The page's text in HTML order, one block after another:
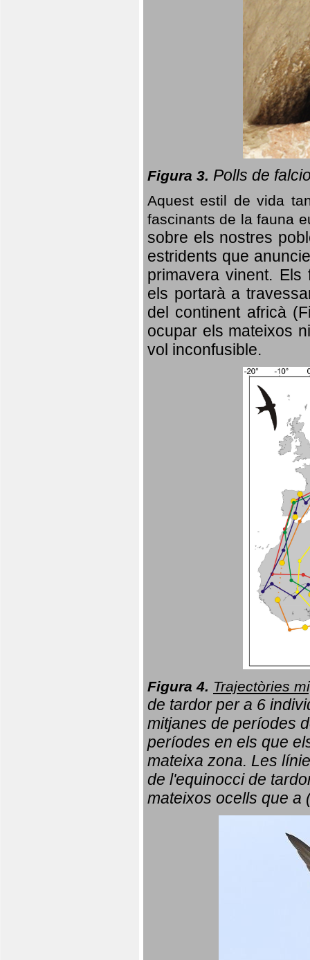
Figura 3. Polls de
Aquest estil de vida
fascinants de la fauna
sobre els nostres
estridents que
primavera vinent. Els
els portarà a
del continent africà
ocupar els mateixos
vol inconfusible.
Figura 4. Trajectòries
de tardor per a 6
mitjanes de períodes
períodes en els que
mateixa zona. Les
de l'equinocci de
mateixos ocells que a